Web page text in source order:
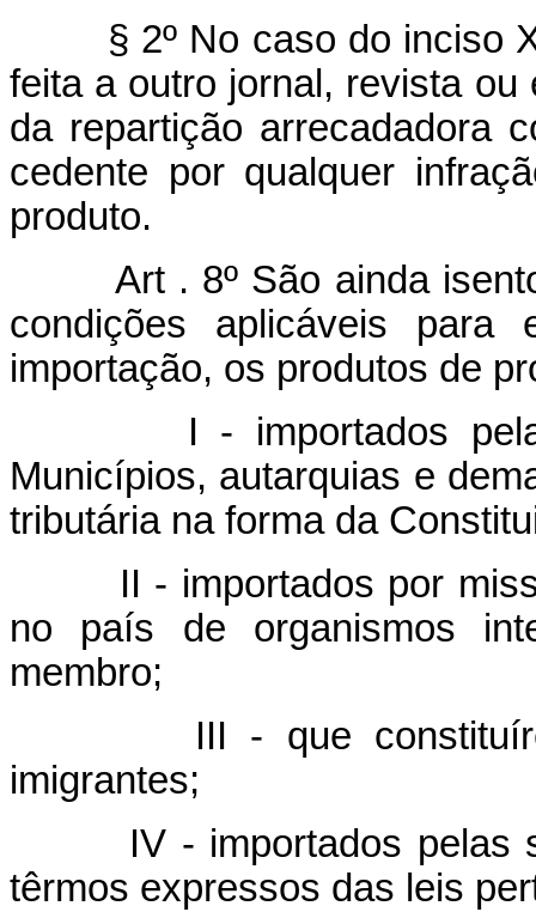
§ 2º No caso do inciso
feita a outro jornal, revista
da repartição arrecadadora
cedente por qualquer
produto.
Art . 8º São ainda
condições aplicáveis
importação, os produtos de
I - importados pela
Municípios, autarquias e
tributária na forma da
II - importados por
no país de organismos
membro;
III - que constituírem
imigrantes;
IV - importados pelas
têrmos expressos das leis